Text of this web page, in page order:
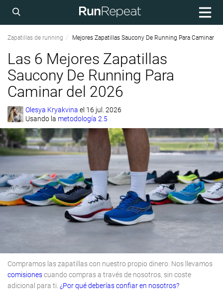
Zapatillas de running Mejores Zapatillas Saucony De Running Para Caminar
Las 6 Mejores Zapatillas
Saucony De Running Para
Caminar del 2026
Olesya Kryakvina el 16 jul. 2026
Usando la metodología 2.5
Compramos las zapatillas con nuestro propio dinero. Nos llevamos
comisionescuando compras a través de nosotros, sin coste
adicional para ti. ¿Por qué deberías confiar en nosotros?